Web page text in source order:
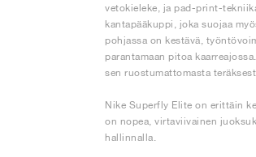
vetokieleke, ja pad-print-
kantapääkuppi, joka suojaa
pohjassa on kestävä,
parantamaan pitoa
sen ruostumattomasta
Nike Superfly Elite on erittäin
on nopea, virtaviivainen
hallinnalla.